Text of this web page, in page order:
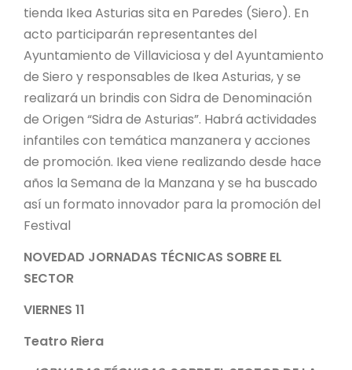
tienda Ikea Asturias sita en Paredes (Siero). En
acto participarán representantes del
Ayuntamiento de Villaviciosa y del Ayuntamiento
de Siero y responsables de Ikea Asturias, y se
realizará un brindis con Sidra de Denominación
de Origen “Sidra de Asturias”. Habrá actividades
infantiles con temática manzanera y acciones
de promoción. Ikea viene realizando desde hace
años la Semana de la Manzana y se ha buscado
así un formato innovador para la promoción del
Festival
NOVEDAD JORNADAS TÉCNICAS SOBRE EL
SECTOR
VIERNES 11
Teatro Riera